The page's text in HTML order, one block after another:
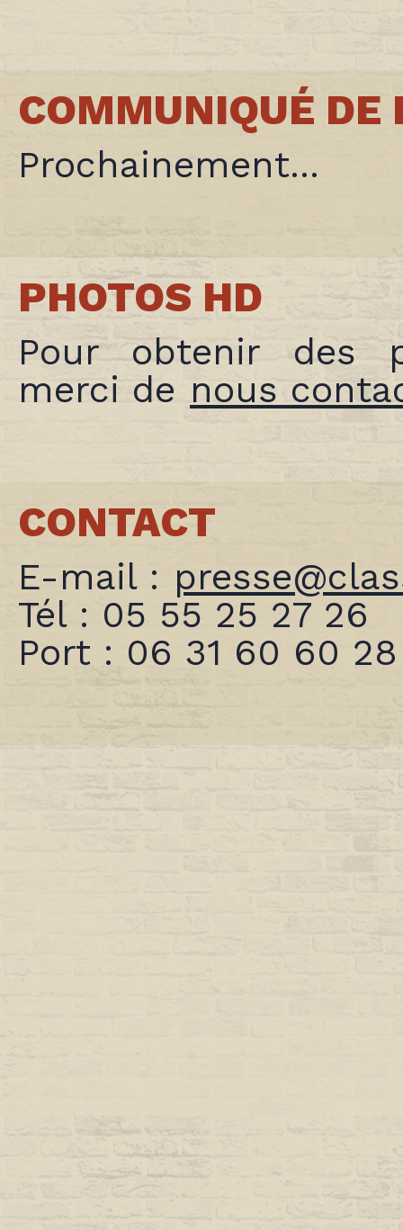
COMMUNIQUÉ DE
Prochainement...
PHOTOS HD
Pour obtenir des
merci de nous
CONTACT
E-mail :
Tél : 05 55 25 27 26
Port : 06 31 60 60 28